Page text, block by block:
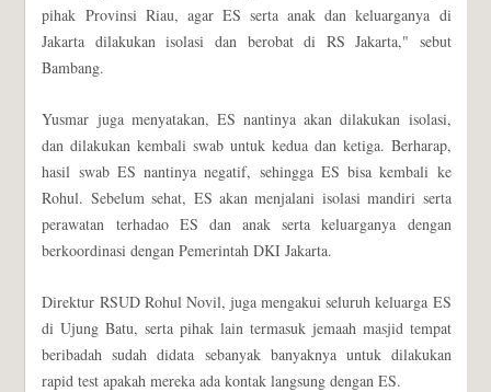
pihak Provinsi Riau, agar ES serta anak dan keluarganya di
Jakarta dilakukan isolasi dan berobat di RS Jakarta," sebut
Bambang.
Yusmar juga menyatakan, ES nantinya akan dilakukan isolasi,
dan dilakukan kembali swab untuk kedua dan ketiga. Berharap,
hasil swab ES nantinya negatif, sehingga ES bisa kembali ke
Rohul. Sebelum sehat, ES akan menjalani isolasi mandiri serta
perawatan terhadao ES dan anak serta keluarganya dengan
berkoordinasi dengan Pemerintah DKI Jakarta.
Direktur RSUD Rohul Novil, juga mengakui seluruh keluarga ES
di Ujung Batu, serta pihak lain termasuk jemaah masjid tempat
beribadah sudah didata sebanyak banyaknya untuk dilakukan
rapid test apakah mereka ada kontak langsung dengan ES.